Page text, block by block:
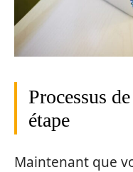
Processus
étape
Maintenant que